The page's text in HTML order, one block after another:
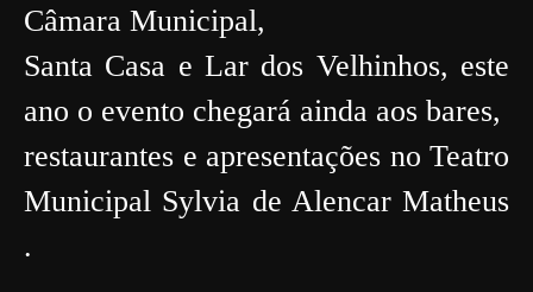
Câmara Municipal,
Santa Casa e Lar dos Velhinhos, este
ano o evento chegará ainda aos bares,
restaurantes e apresentações no Teatro
Municipal Sylvia de Alencar Matheus
.